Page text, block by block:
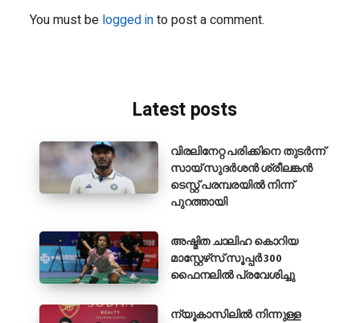
You must be logged into post a comment.
Latest posts
വിരലിനേറ്റ പരിക്കിനെ തുടർന്ന്
സായ് സുദർശൻ ശ്രീലങ്കൻ
ടെസ്റ്റ് പരമ്പരയിൽ നിന്ന്
പുറത്തായി
അഷ്മിത ചാലിഹ കൊറിയ
മാസ്റ്റേഴ്‌സ് സൂപ്പർ 300
ഫൈനലിൽ പ്രവേശിച്ചു
ന്യൂകാസിലിൽ നിന്നുള്ള